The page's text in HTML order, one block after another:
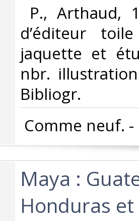
P., Arthaud,
d’éditeur
jaquette et
nbr.
Bibliogr. ‎
‎ Comme neuf. - ‎
‎Maya :
Honduras